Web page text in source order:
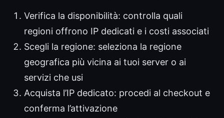
Verifica la disponibilità: controlla quali
regioni offrono IP dedicati e i costi associati
Scegli la regione: seleziona la regione
geografica più vicina ai tuoi server o ai
servizi che usi
Acquista l’IP dedicato: procedi al checkout e
conferma l’attivazione